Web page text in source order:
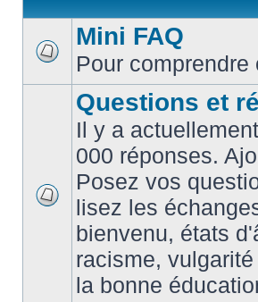
Mini FAQ
Pour
Questions et
Il y a
000 réponses.
Posez vos
lisez les
bienvenu, états
racisme,
la bonne